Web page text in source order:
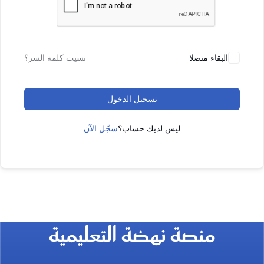
البقاء متصلا نسيت كلمة السر؟
تسجيل الدخول
ليس لديك حساب؟سجّل الآن
منصة نهضة التعليمية